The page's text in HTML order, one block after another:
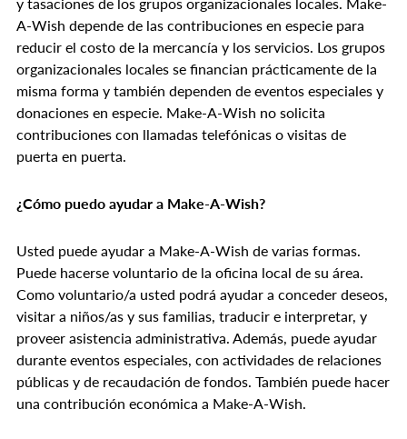
A-Wish depende de las contribuciones en especie para
reducir el costo de la mercancía y los servicios. Los grupos
organizacionales locales se financian prácticamente de la
misma forma y también dependen de eventos especiales y
donaciones en especie. Make-A-Wish no solicita
contribuciones con llamadas telefónicas o visitas de
puerta en puerta.
¿Cómo puedo ayudar a Make-A-Wish?
Usted puede ayudar a Make-A-Wish de varias formas.
Puede hacerse voluntario de la oficina local de su área.
Como voluntario/a usted podrá ayudar a conceder deseos,
visitar a niños/as y sus familias, traducir e interpretar, y
proveer asistencia administrativa. Además, puede ayudar
durante eventos especiales, con actividades de relaciones
públicas y de recaudación de fondos. También puede hacer
una contribución económica a Make-A-Wish.